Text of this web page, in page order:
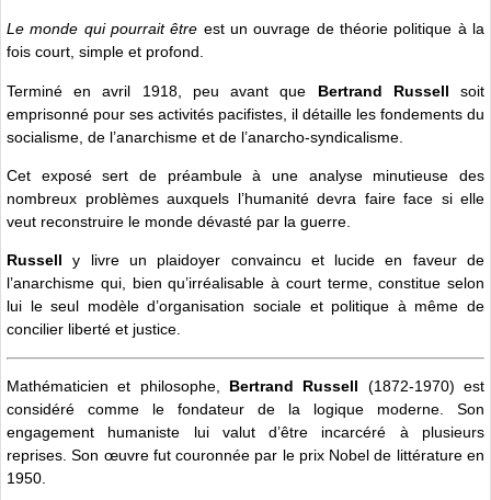
Le monde qui pourrait être est un ouvrage de théorie politique à la
fois court, simple et profond.
Terminé en avril 1918, peu avant que Bertrand Russell soit
emprisonné pour ses activités pacifistes, il détaille les fondements du
socialisme, de l’anarchisme et de l’anarcho-syndicalisme.
Cet exposé sert de préambule à une analyse minutieuse des
nombreux problèmes auxquels l’humanité devra faire face si elle
veut reconstruire le monde dévasté par la guerre.
Russell y livre un plaidoyer convaincu et lucide en faveur de
l’anarchisme qui, bien qu’irréalisable à court terme, constitue selon
lui le seul modèle d’organisation sociale et politique à même de
concilier liberté et justice.
Mathématicien et philosophe, Bertrand Russell (1872-1970) est
considéré comme le fondateur de la logique moderne. Son
engagement humaniste lui valut d’être incarcéré à plusieurs
reprises. Son œuvre fut couronnée par le prix Nobel de littérature en
1950.